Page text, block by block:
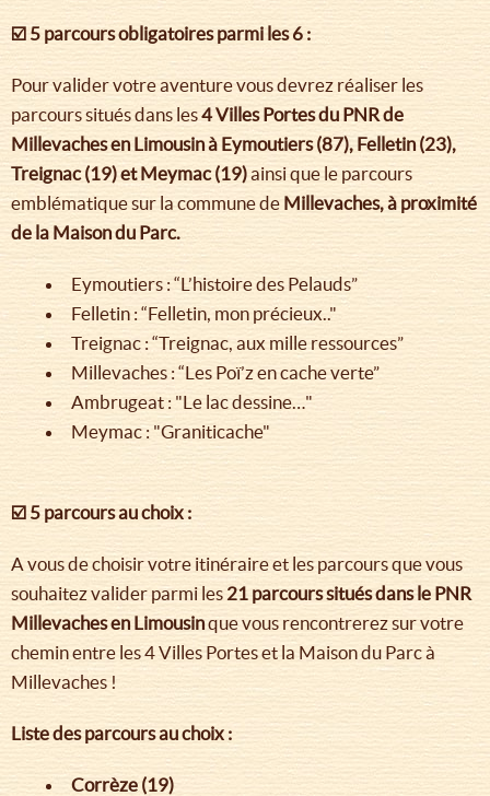
☑️ 5 parcours obligatoires parmi les 6 :
Pour valider votre aventure vous devrez réaliser les
parcours situés dans les4 Villes Portes du PNR de
Millevaches en Limousin à Eymoutiers (87), Felletin (23),
Treignac (19) et Meymac (19)ainsi que le parcours
emblématique sur la commune de Millevaches, à proximité
de la Maison du Parc.
Eymoutiers : “L’histoire des Pelauds”
Felletin : “Felletin, mon précieux.."
Treignac : “Treignac, aux mille ressources”
Millevaches : “Les Poï’z en cache verte”
Ambrugeat : "Le lac dessine…"
Meymac : "Graniticache"
☑️ 5 parcours au choix :
A vous de choisir votre itinéraire et les parcours que vous
souhaitez valider parmi les 21 parcours situés dans le PNR
Millevaches en Limousinque vous rencontrerez sur votre
chemin entre les 4 Villes Portes et la Maison du Parc à
Millevaches !
Liste des parcours au choix :
Corrèze (19)